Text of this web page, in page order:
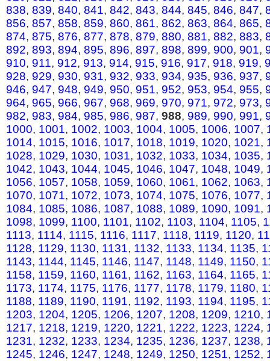
838, 839, 840, 841, 842, 843, 844, 845, 846, 847,
856, 857, 858, 859, 860, 861, 862, 863, 864, 865,
874, 875, 876, 877, 878, 879, 880, 881, 882, 883,
892, 893, 894, 895, 896, 897, 898, 899, 900, 901,
910, 911, 912, 913, 914, 915, 916, 917, 918, 919,
928, 929, 930, 931, 932, 933, 934, 935, 936, 937,
946, 947, 948, 949, 950, 951, 952, 953, 954, 955,
964, 965, 966, 967, 968, 969, 970, 971, 972, 973,
982, 983, 984, 985, 986, 987, 988, 989, 990, 991,
1000, 1001, 1002, 1003, 1004, 1005, 1006, 1007,
1014, 1015, 1016, 1017, 1018, 1019, 1020, 1021,
1028, 1029, 1030, 1031, 1032, 1033, 1034, 1035,
1042, 1043, 1044, 1045, 1046, 1047, 1048, 1049,
1056, 1057, 1058, 1059, 1060, 1061, 1062, 1063,
1070, 1071, 1072, 1073, 1074, 1075, 1076, 1077,
1084, 1085, 1086, 1087, 1088, 1089, 1090, 1091,
1098, 1099, 1100, 1101, 1102, 1103, 1104, 1105,
1113, 1114, 1115, 1116, 1117, 1118, 1119, 1120,
1128, 1129, 1130, 1131, 1132, 1133, 1134, 1135,
1143, 1144, 1145, 1146, 1147, 1148, 1149, 1150,
1158, 1159, 1160, 1161, 1162, 1163, 1164, 1165,
1173, 1174, 1175, 1176, 1177, 1178, 1179, 1180,
1188, 1189, 1190, 1191, 1192, 1193, 1194, 1195,
1203, 1204, 1205, 1206, 1207, 1208, 1209, 1210,
1217, 1218, 1219, 1220, 1221, 1222, 1223, 1224,
1231, 1232, 1233, 1234, 1235, 1236, 1237, 1238,
1245, 1246, 1247, 1248, 1249, 1250, 1251, 1252,